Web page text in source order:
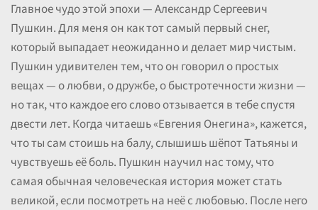
Главное чудо этой эпохи — Александр Сергеевич
Пушкин. Для меня он как тот самый первый снег,
который выпадает неожиданно и делает мир чистым.
Пушкин удивителен тем, что он говорил о простых
вещах — о любви, о дружбе, о быстротечности жизни —
но так, что каждое его слово отзывается в тебе спустя
двести лет. Когда читаешь «Евгения Онегина», кажется,
что ты сам стоишь на балу, слышишь шёпот Татьяны и
чувствуешь её боль. Пушкин научил нас тому, что
самая обычная человеческая история может стать
великой, если посмотреть на неё с любовью. После него